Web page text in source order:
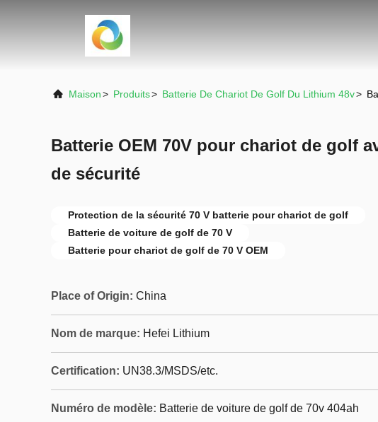
Maison> Produits> Batterie De Chariot De Golf Du Lithium 48v>
Batterie OEM 70V pour chariot de golf
de sécurité
Protection de la sécurité 70 V batterie pour chariot de golf
Batterie de voiture de golf de 70 V
Batterie pour chariot de golf de 70 V OEM
Place of Origin: China
Nom de marque: Hefei Lithium
Certification: UN38.3/MSDS/etc.
Numéro de modèle: Batterie de voiture de golf de 70v 404ah